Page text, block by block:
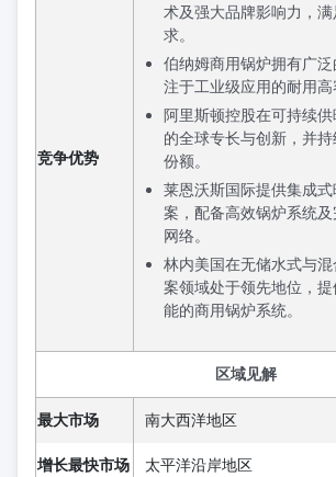
竞争优势
术及强大品牌影响力，
求。
伯纳姆商用锅炉拥有广
注于工业级应用的耐用高
阿里斯顿控股在可持续
的全球专长与创新，并
份额。
莱恩沃斯国际提供集成
案，配备高效锅炉系统
网络。
林内美国在无储水式与
案领域处于领先地位，
能的商用锅炉系统。
区域见解
最大市场 南大西洋地区
增长最快市场 太平洋沿岸地区